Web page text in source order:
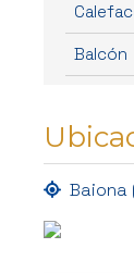
Balcón
Baiona